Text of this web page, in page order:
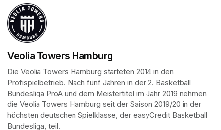
Veolia Towers Hamburg
Die Veolia Towers Hamburg starteten 2014 in den
Profispielbetrieb. Nach fünf Jahren in der 2. Basketball
Bundesliga ProA und dem Meistertitel im Jahr 2019 nehmen
die Veolia Towers Hamburg seit der Saison 2019/20 in der
höchsten deutschen Spielklasse, der easyCredit Basketball
Bundesliga, teil.